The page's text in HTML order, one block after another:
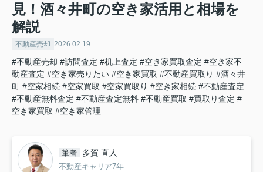
見！酒々井町の空き家活用と相場を
解説
不動産売却 2026.02.19
#不動産売却 #訪問査定 #机上査定 #空き家買取査定 #空き家不
動産査定 #空き家売りたい #空き家買取 #不動産買取り #酒々井
町 #空家相続 #空家買取 #空家買取り #空き家相続 #不動産査定
#不動産無料査定 #不動産査定無料 #不動産買取 #買取り査定 #
空き家買取 #空き家管理
筆者 多賀 直人
不動産キャリア7年